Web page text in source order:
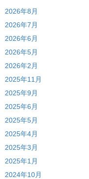
2026年8月
2026年7月
2026年6月
2026年5月
2026年2月
2025年11月
2025年9月
2025年6月
2025年5月
2025年4月
2025年3月
2025年1月
2024年10月